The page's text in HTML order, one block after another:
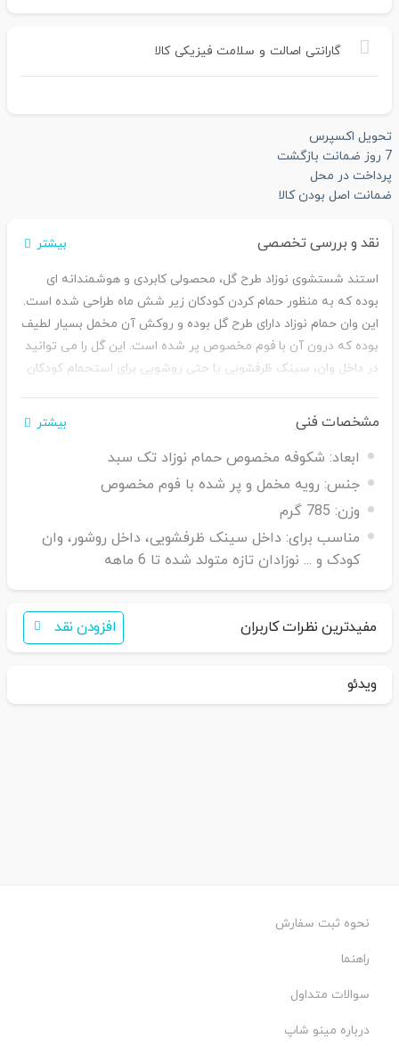
گارانتی اصالت و سلامت فیزیکی کالا
تحویل اکسپرس
7 روز ضمانت بازگشت
پرداخت در محل
ضمانت اصل بودن کالا
نقد و بررسی تخصصی بیشتر
استند شستشوی نوزاد طرح گل، محصولی کابردی و هوشمندانه ای
بوده که به منظور حمام کردن کودکان زیر شش ماه طراحی شده است.
این وان حمام نوزاد دارای طرح گل بوده و روکش آن مخمل بسیار لطیف
بوده که درون آن با فوم مخصوص پر شده است. این گل را می توانید
در داخل وان، سینک ظرفشویی یا حتی روشویی برای استحمام کودکان
مشخصات فنی بیشتر
ابعاد: شکوفه مخصوص حمام نوزاد تک سبد
جنس: رویه مخمل و پر شده با فوم مخصوص
وزن: 785 گرم
مناسب برای: داخل سینک ظرفشویی، داخل روشور، وان
کودک و ... نوزادان تازه متولد شده تا 6 ماهه
مفیدترین نظرات کاربران افزودن نقد
ویدئو
نحوه ثبت سفارش
راهنما
سوالات متداول
درباره مینو شاپ